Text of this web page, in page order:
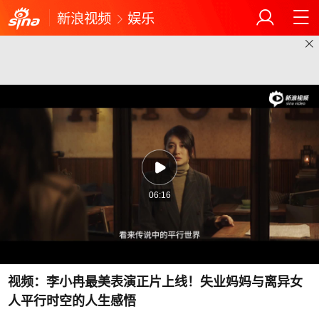
新浪视频 娱乐
06:16
视频：李小冉最美表演正片上线！失业妈妈与离异女
人平行时空的人生感悟